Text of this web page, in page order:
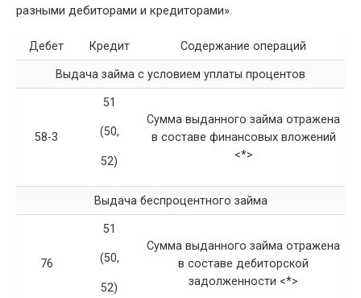
разными дебиторами и кредиторами».
Дебет Кредит Содержание операций
Выдача займа с условием уплаты процентов
58-3
51
(50,
52)
Сумма выданного займа отражена
в составе финансовых вложений
<*>
Выдача беспроцентного займа
76
51
(50,
52)
Сумма выданного займа отражена
в составе дебиторской
задолженности <*>